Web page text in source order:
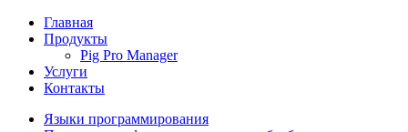
Главная
Продукты
Pig Pro Manager
Услуги
Контакты
Языки программирования